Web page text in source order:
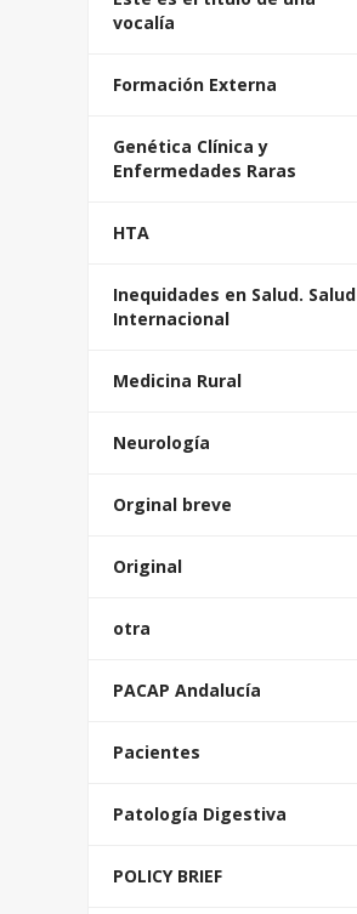
vocalía
Formación Externa
Genética Clínica y
Enfermedades Raras
HTA
Inequidades en Salud. Salud
Internacional
Medicina Rural
Neurología
Orginal breve
Original
otra
PACAP Andalucía
Pacientes
Patología Digestiva
POLICY BRIEF